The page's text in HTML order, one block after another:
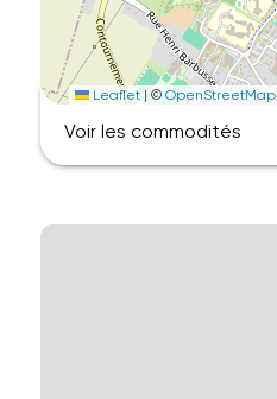
Leaflet | ©OpenStreetMap
Voir les commodités